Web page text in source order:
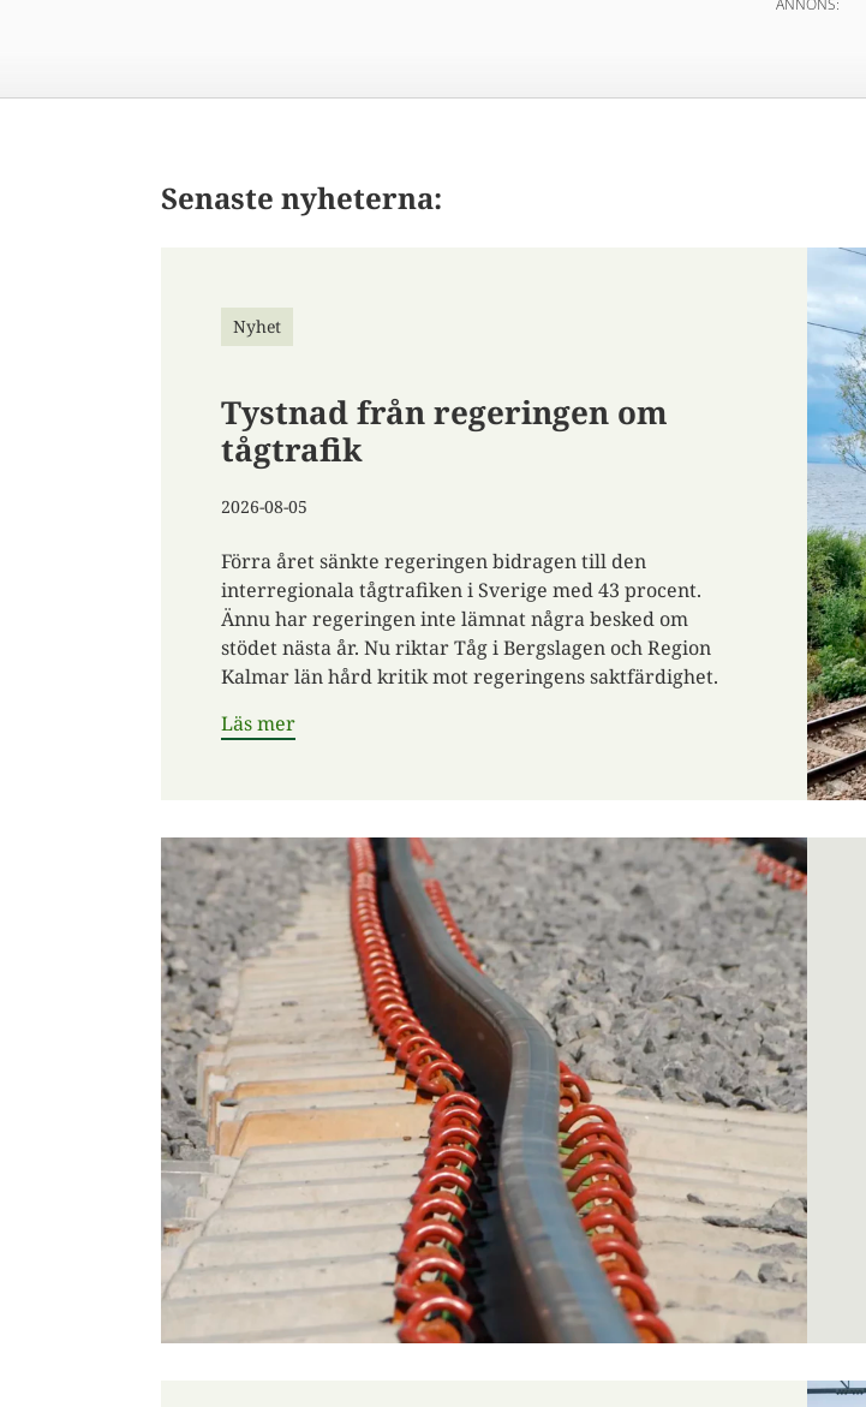
Senaste nyheterna:
Nyhet
Tystnad från regeringen om
tågtrafik
2026-08-05
Förra året sänkte regeringen bidragen till den
interregionala tågtrafiken i Sverige med 43 procent.
Ännu har regeringen inte lämnat några besked om
stödet nästa år. Nu riktar Tåg i Bergslagen och Region
Kalmar län hård kritik mot regeringens saktfärdighet.
Läs mer